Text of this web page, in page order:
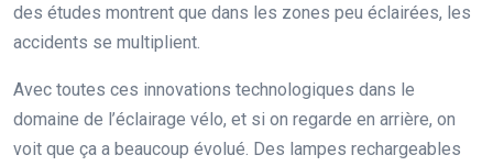
des études montrent que dans les zones peu éclairées, les
accidents se multiplient.
Avec toutes ces innovations technologiques dans le
domaine de l’éclairage vélo, et si on regarde en arrière, on
voit que ça a beaucoup évolué. Des lampes rechargeables